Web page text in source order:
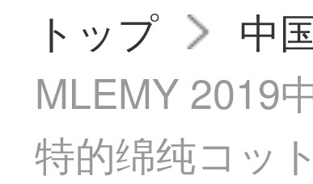
トップ
中
MLEMY 2019
特的绵纯コッ